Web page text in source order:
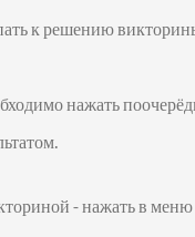
к решению
нажать
- нажать в